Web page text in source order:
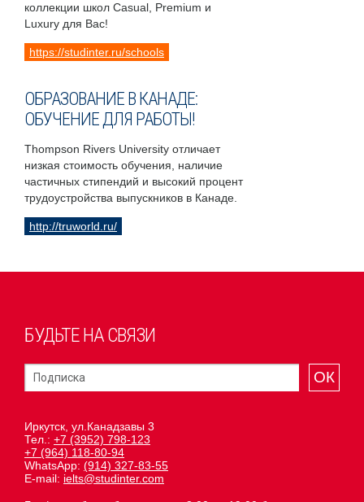
коллекции школ Casual, Premium и
Luxury для Вас!
https://studinter.ru/schools
ОБРАЗОВАНИЕ В КАНАДЕ:
ОБУЧЕНИЕ ДЛЯ РАБОТЫ!
Thompson Rivers University отличает
низкая стоимость обучения, наличие
частичных стипендий и высокий процент
трудоустройства выпускников в Канаде.
http://truworld.ru/
БУДЬТЕ НА СВЯЗИ
ОК
Иркутск, ул.Канадзавы 3
Тел.: +7 (3952) 798-123
+7 (964) 118-80-94
WhatsApp: (914) 327-83-55
E-mail: ielts@studinter.com